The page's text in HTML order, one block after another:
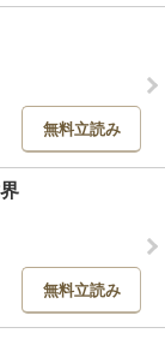
無料立読み
無料立読み